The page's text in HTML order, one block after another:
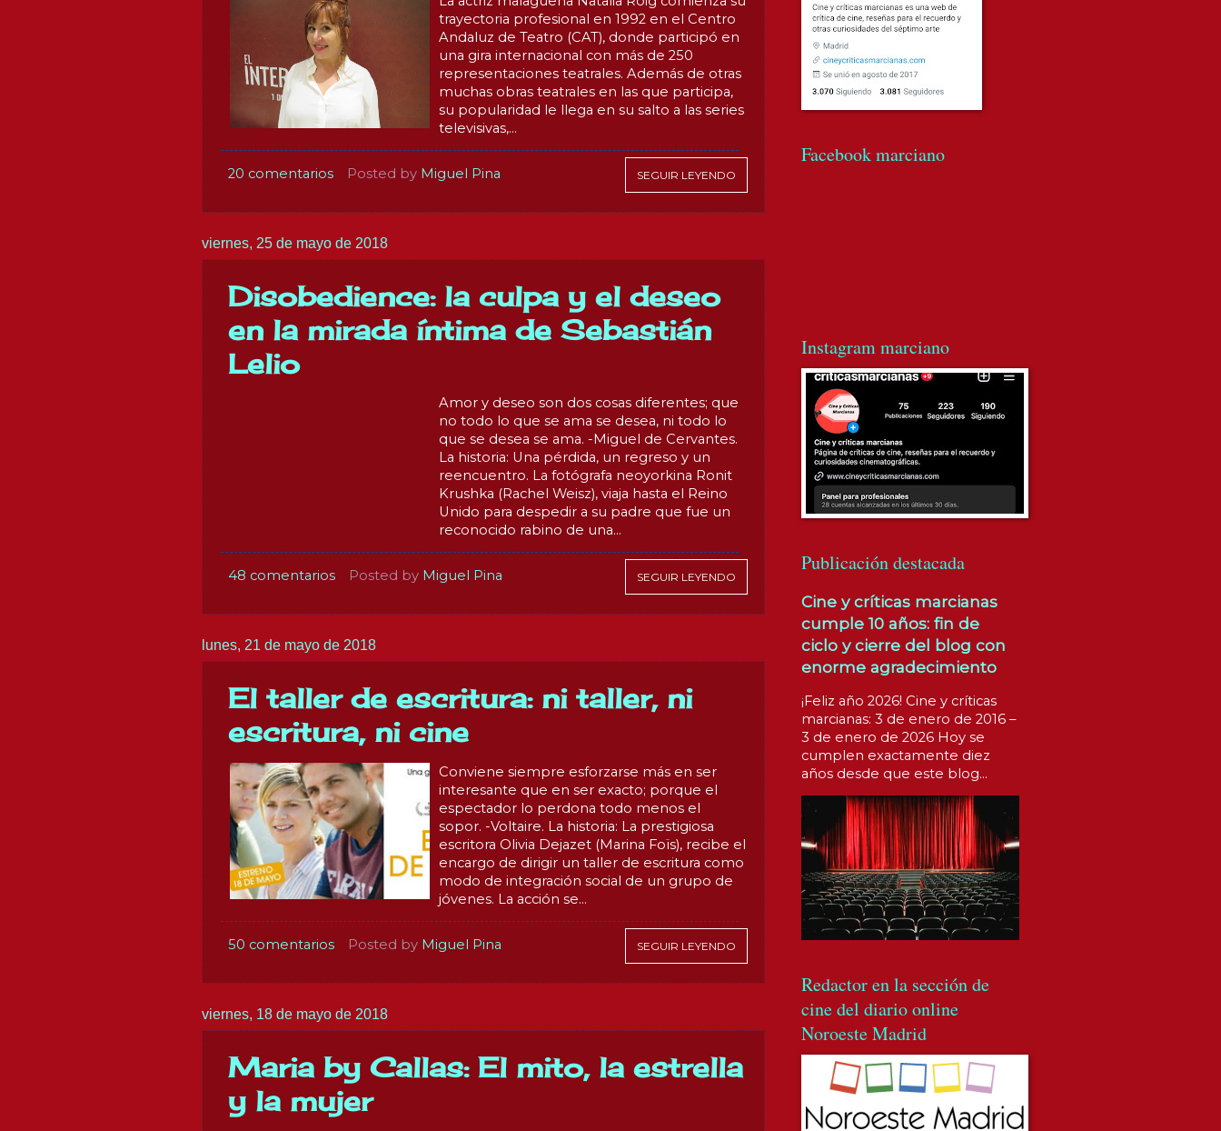
trayectoria profesional en 1992 en el Centro
Andaluz de Teatro (CAT), donde participó en
una gira internacional con más de 250
representaciones teatrales. Además de otras
muchas obras teatrales en las que participa,
su popularidad le llega en su salto a las series
televisivas,...
Posted by Miguel Pina
20 comentarios SEGUIR LEYENDO
viernes, 25 de mayo de 2018
Disobedience: la culpa y el deseo
en la mirada íntima de Sebastián
Lelio
Amor y deseo son dos cosas diferentes; que
no todo lo que se ama se desea, ni todo lo
que se desea se ama. -Miguel de Cervantes.
La historia: Una pérdida, un regreso y un
reencuentro. La fotógrafa neoyorkina Ronit
Krushka (Rachel Weisz), viaja hasta el Reino
Unido para despedir a su padre que fue un
reconocido rabino de una...
Posted by Miguel Pina
48 comentarios SEGUIR LEYENDO
lunes, 21 de mayo de 2018
El taller de escritura: ni taller, ni
escritura, ni cine
Conviene siempre esforzarse más en ser
interesante que en ser exacto; porque el
espectador lo perdona todo menos el
sopor. -Voltaire. La historia: La prestigiosa
escritora Olivia Dejazet (Marina Foïs), recibe el
encargo de dirigir un taller de escritura como
modo de integración social de un grupo de
jóvenes. La acción se...
Posted by Miguel Pina
50 comentarios SEGUIR LEYENDO
viernes, 18 de mayo de 2018
Maria by Callas: El mito, la estrella
y la mujer
Facebook marciano
Instagram marciano
Publicación destacada
Cine y críticas marcianas
cumple 10 años: fin de
ciclo y cierre del blog con
enorme agradecimiento
¡Feliz año 2026! Cine y críticas
marcianas: 3 de enero de 2016 –
3 de enero de 2026 Hoy se
cumplen exactamente diez
años desde que este blog...
Redactor en la sección de
cine del diario online
Noroeste Madrid